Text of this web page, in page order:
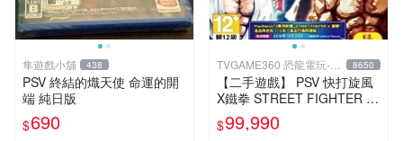
隼遊戲小舖 438
PSV 終結的熾天使 命運的開
端 純日版
$690
TVGAME360 恐龍電玩-台
中店
8650
【二手遊戲】 PSV 快打旋風
X鐵拳 STREET FIGHTER X
TEKKEN 中文版 【台中恐龍
電玩】
$99,990